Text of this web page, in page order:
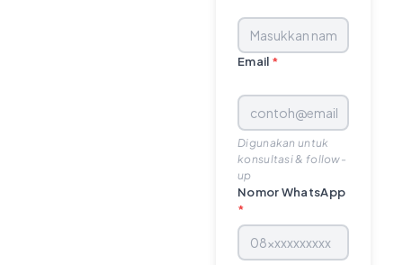
Email *
Digunakan untuk
konsultasi & follow-
up
Nomor WhatsApp
*